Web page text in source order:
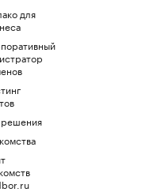
для